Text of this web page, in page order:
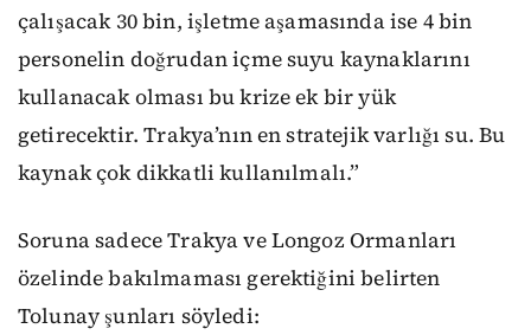
çalışacak 30 bin, işletme aşamasında ise 4 bin
personelin doğrudan içme suyu kaynaklarını
kullanacak olması bu krize ek bir yük
getirecektir. Trakya’nın en stratejik varlığı su. Bu
kaynak çok dikkatli kullanılmalı.”
Soruna sadece Trakya ve Longoz Ormanları
özelinde bakılmaması gerektiğini belirten
Tolunay şunları söyledi: